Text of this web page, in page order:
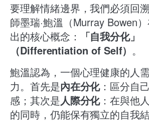
要理解情緒邊界，我們必須回
師墨瑞·鮑溫（Murray Bowen
出的核心概念：
「自我分化」
（Differentiation of Self） 。
鮑溫認為，一個心理健康的人
力。首先是內在分化：區分自
感；其次是人際分化：在與他
的同時，仍能保有獨立的自我結